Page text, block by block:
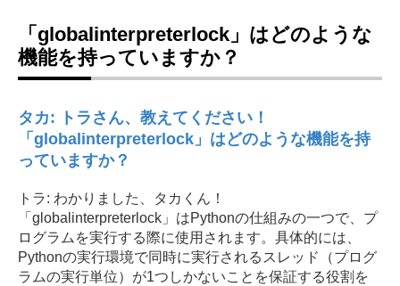
「globalinterpreterlock」はどのような
機能を持っていますか？
タカ: トラさん、教えてください！
「globalinterpreterlock」はどのような機能を持
っていますか？
トラ: わかりました、タカくん！
「globalinterpreterlock」はPythonの仕組みの一つで、プ
ログラムを実行する際に使用されます。具体的には、
Pythonの実行環境で同時に実行されるスレッド（プログ
ラムの実行単位）が1つしかないことを保証する役割を